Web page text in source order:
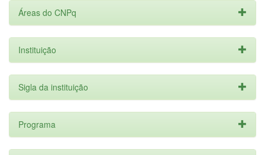
Áreas do CNPq
Instituição
Sigla da instituição
Programa